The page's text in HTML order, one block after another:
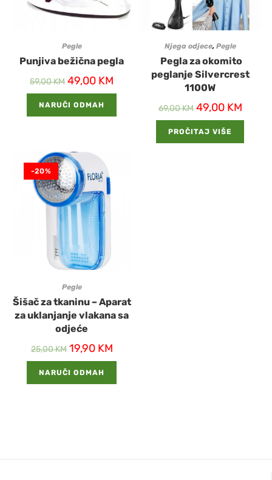
Pegle
Punjiva bežična pegla
59,00KM 49,00 KM
NARUČI ODMAH
Njega odjece, Pegle
Pegla za okomito
peglanje Silvercrest
1100W
69,00KM 49,00 KM
PROČITAJ VIŠE
-20%
Pegle
Šišač za tkaninu – Aparat
za uklanjanje vlakana sa
odjeće
25,00KM 19,90 KM
NARUČI ODMAH